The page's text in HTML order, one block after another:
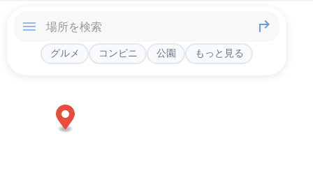
グルメ コンビニ 公園 もっと見る